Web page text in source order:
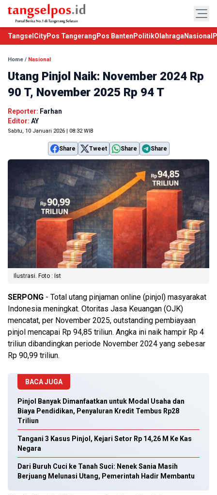
TangselCityPos Tangerang Pos Banten PolitikOlahraga Nasional
Home / Nasional
Utang Pinjol Naik: November 2024 Rp
90 T, November 2025 Rp 94 T
Reporter: Farhan
Editor: AY
Sabtu, 10 Januari 2026 | 08:32 WIB
Share Tweet Share Share
Ilustrasi. Foto : Ist
SERPONG - Total utang pinjaman online (pinjol) masyarakat
Indonesia meningkat. Otoritas Jasa Keuangan (OJK)
mencatat, per November 2025, outstanding pembiayaan
pinjol mencapai Rp 94,85 triliun. Angka ini naik hampir Rp 4
triliun dibandingkan periode November 2024 yang sebesar
Rp 90,99 triliun.
BACA JUGA
Pinjol Banyak Dimanfaatkan untuk Modal Usaha dan
Biaya Pendidikan, Penyaluran Kredit Tembus Rp28
Triliun
Tangani 3 Kasus Pinjol, Kejari Setor Rp 14,26 M Ke Kas
Negara
Dari Buruh Cuci ke Tanah Suci: Nenek Sania Masih
Berjuang Melunasi Utang, Pemerintah Hadir Membantu